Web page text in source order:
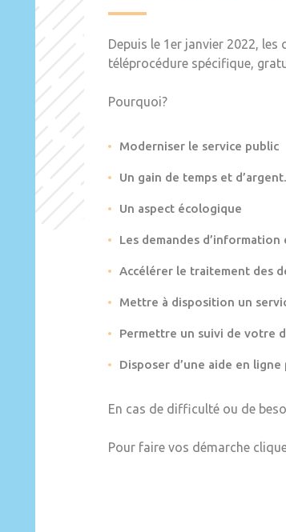
Depuis le 1er janvier 2022,
téléprocédure spécifique,
Pourquoi?
Moderniser le service public
Un gain de temps et
Un aspect écologique
Les demandes
Accélérer le traitement des
Mettre à disposition un
Permettre un suivi de votre
Disposer d’une aide en
En cas de difficulté ou de
Pour faire vos démarche